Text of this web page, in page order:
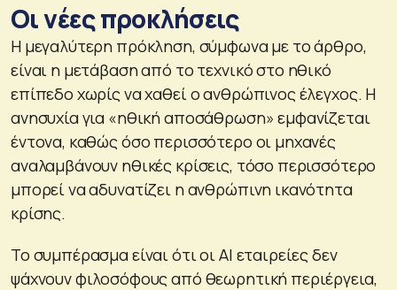
Οι νέες προκλήσεις
Η μεγαλύτερη πρόκληση, σύμφωνα με το άρθρο,
είναι η μετάβαση από το τεχνικό στο ηθικό
επίπεδο χωρίς να χαθεί ο ανθρώπινος έλεγχος. Η
ανησυχία για «ηθική αποσάθρωση» εμφανίζεται
έντονα, καθώς όσο περισσότερο οι μηχανές
αναλαμβάνουν ηθικές κρίσεις, τόσο περισσότερο
μπορεί να αδυνατίζει η ανθρώπινη ικανότητα
κρίσης.
Το συμπέρασμα είναι ότι οι AI εταιρείες δεν
ψάχνουν φιλοσόφους από θεωρητική περιέργεια,